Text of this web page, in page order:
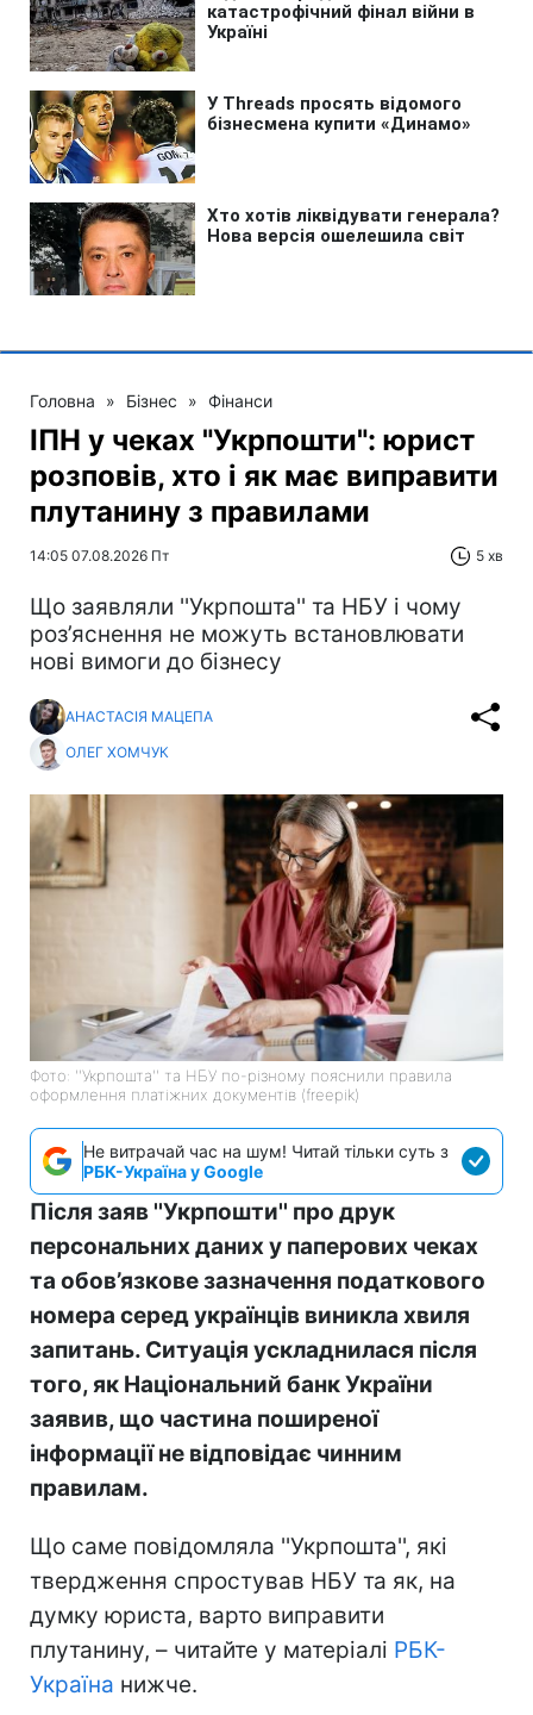
Головна » Бізнес » Фінанси
ІПН у чеках "Укрпошти": юрист
розповів, хто і як має виправити
плутанину з правилами
14:05 07.08.2026 Пт 5 хв
Що заявляли ''Укрпошта'' та НБУ і чому
роз’яснення не можуть встановлювати
нові вимоги до бізнесу
АНАСТАСІЯ МАЦЕПА
ОЛЕГ ХОМЧУК
Фото: ''Укрпошта'' та НБУ по-різному пояснили правила
оформлення платіжних документів (freepik)
Не витрачай час на шум! Читай тільки суть з
РБК-Україна у Google
Після заяв ''Укрпошти'' про друк
персональних даних у паперових чеках
та обов’язкове зазначення податкового
номера серед українців виникла хвиля
запитань. Ситуація ускладнилася після
того, як Національний банк України
заявив, що частина поширеної
інформації не відповідає чинним
правилам.
Що саме повідомляла ''Укрпошта'', які
твердження спростував НБУ та як, на
думку юриста, варто виправити
плутанину, – читайте у матеріалі РБК-
Україна нижче.